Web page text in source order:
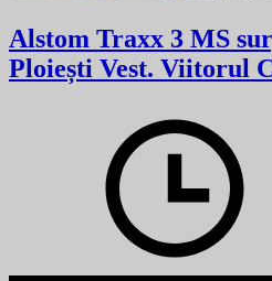
Alstom Traxx 3 MS
Ploiești Vest. Viitorul